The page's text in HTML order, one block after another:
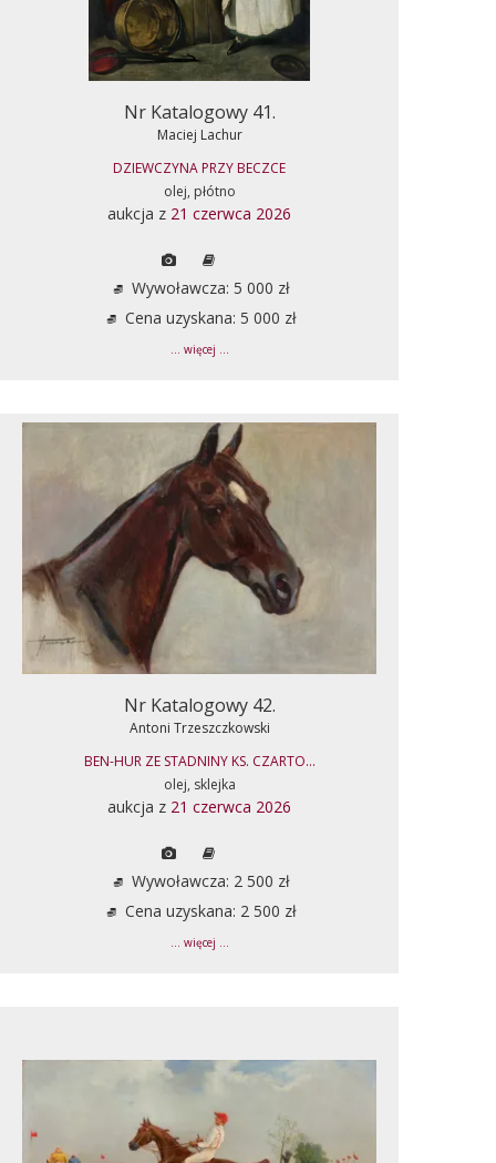
Nr Katalogowy 41.
Maciej Lachur
DZIEWCZYNA PRZY BECZCE
olej, płótno
aukcja z 21 czerwca 2026
Wywoławcza: 5 000 zł
Cena uzyskana: 5 000 zł
... więcej ...
Nr Katalogowy 42.
Antoni Trzeszczkowski
BEN-HUR ZE STADNINY KS. CZARTO...
olej, sklejka
aukcja z 21 czerwca 2026
Wywoławcza: 2 500 zł
Cena uzyskana: 2 500 zł
... więcej ...